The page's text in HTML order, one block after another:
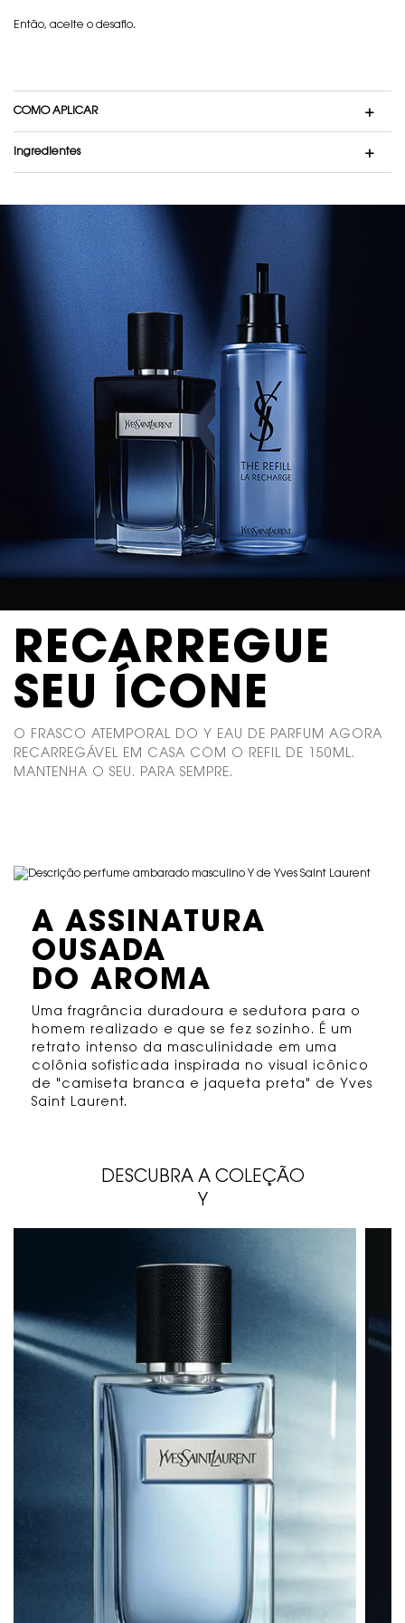
Então, aceite o desafio.
COMO APLICAR
Ingredientes
RECARREGUE
SEU ÍCONE
O FRASCO ATEMPORAL DO Y EAU DE PARFUM AGORA
RECARREGÁVEL EM CASA COM O REFIL DE 150ML.
MANTENHA O SEU. PARA SEMPRE.
A ASSINATURA
OUSADA
DO AROMA​
Uma fragrância duradoura e sedutora para o
homem realizado e que se fez sozinho. É um
retrato intenso da masculinidade em uma
colônia sofisticada inspirada no visual icônico
de "camiseta branca e jaqueta preta" de Yves
Saint Laurent.​
DESCUBRA A COLEÇÃO
Y